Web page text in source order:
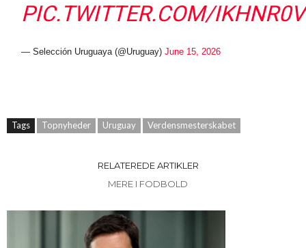
PIC.TWITTER.COM/
— Selección Uruguaya (@Uruguay)June 15, 2026
Tags Topnyheder Uruguay Verdensmesterskabet
RELATEREDE ARTIKLER
MERE I FODBOLD